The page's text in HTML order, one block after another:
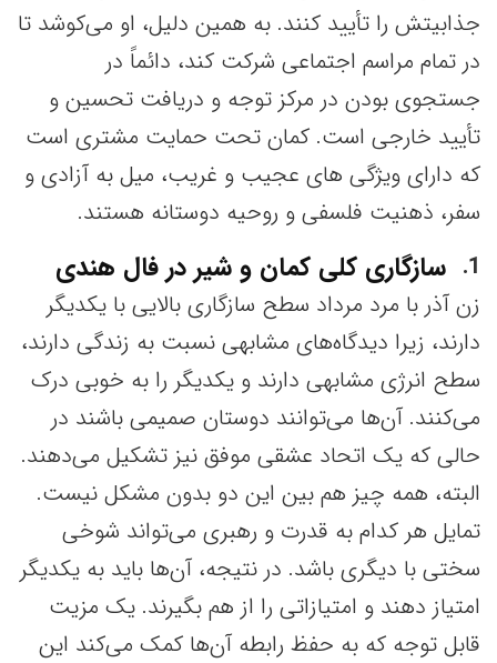
جذابیتش را تأیید کنند. به همین دلیل، او می‌کوشد تا
در تمام مراسم اجتماعی شرکت کند، دائماً در
جستجوی بودن در مرکز توجه و دریافت تحسین و
تأیید خارجی است. کمان‌ تحت حمایت مشتری است
که دارای ویژگی های عجیب و غریب، میل به آزادی و
سفر، ذهنیت فلسفی و روحیه دوستانه هستند.
1
سازگاری کلی کمان و شیر در فال هندی
زن آذر با مرد مرداد سطح سازگاری بالایی با یکدیگر
دارند، زیرا دیدگاه‌های مشابهی نسبت به زندگی دارند،
سطح انرژی مشابهی دارند و یکدیگر را به خوبی درک
می‌کنند. آن‌ها می‌توانند دوستان صمیمی باشند در
حالی که یک اتحاد عشقی موفق نیز تشکیل می‌دهند.
البته، همه چیز هم بین این دو بدون مشکل نیست.
تمایل هر کدام به قدرت و رهبری می‌تواند شوخی
سختی با دیگری باشد. در نتیجه، آن‌ها باید به یکدیگر
امتیاز دهند و امتیازاتی را از هم بگیرند. یک مزیت
قابل توجه که به حفظ رابطه آن‌ها کمک می‌کند این